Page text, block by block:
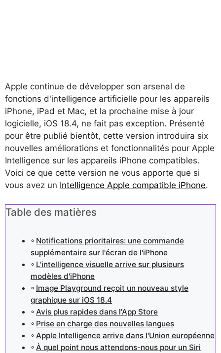
Apple continue de développer son arsenal de
fonctions d'intelligence artificielle pour les appareils
iPhone, iPad et Mac, et la prochaine mise à jour
logicielle, iOS 18.4, ne fait pas exception. Présenté
pour être publié bientôt, cette version introduira six
nouvelles améliorations et fonctionnalités pour Apple
Intelligence sur les appareils iPhone compatibles.
Voici ce que cette version ne vous apporte que si
vous avez un Intelligence Apple compatible iPhone.
Table des matières
Notifications prioritaires: une commande
supplémentaire sur l'écran de l'iPhone
L'intelligence visuelle arrive sur plusieurs
modèles d'iPhone
Image Playground reçoit un nouveau style
graphique sur iOS 18.4
Avis plus rapides dans l'App Store
Prise en charge des nouvelles langues
Apple Intelligence arrive dans l'Union européenne
À quel point nous attendons-nous pour un Siri